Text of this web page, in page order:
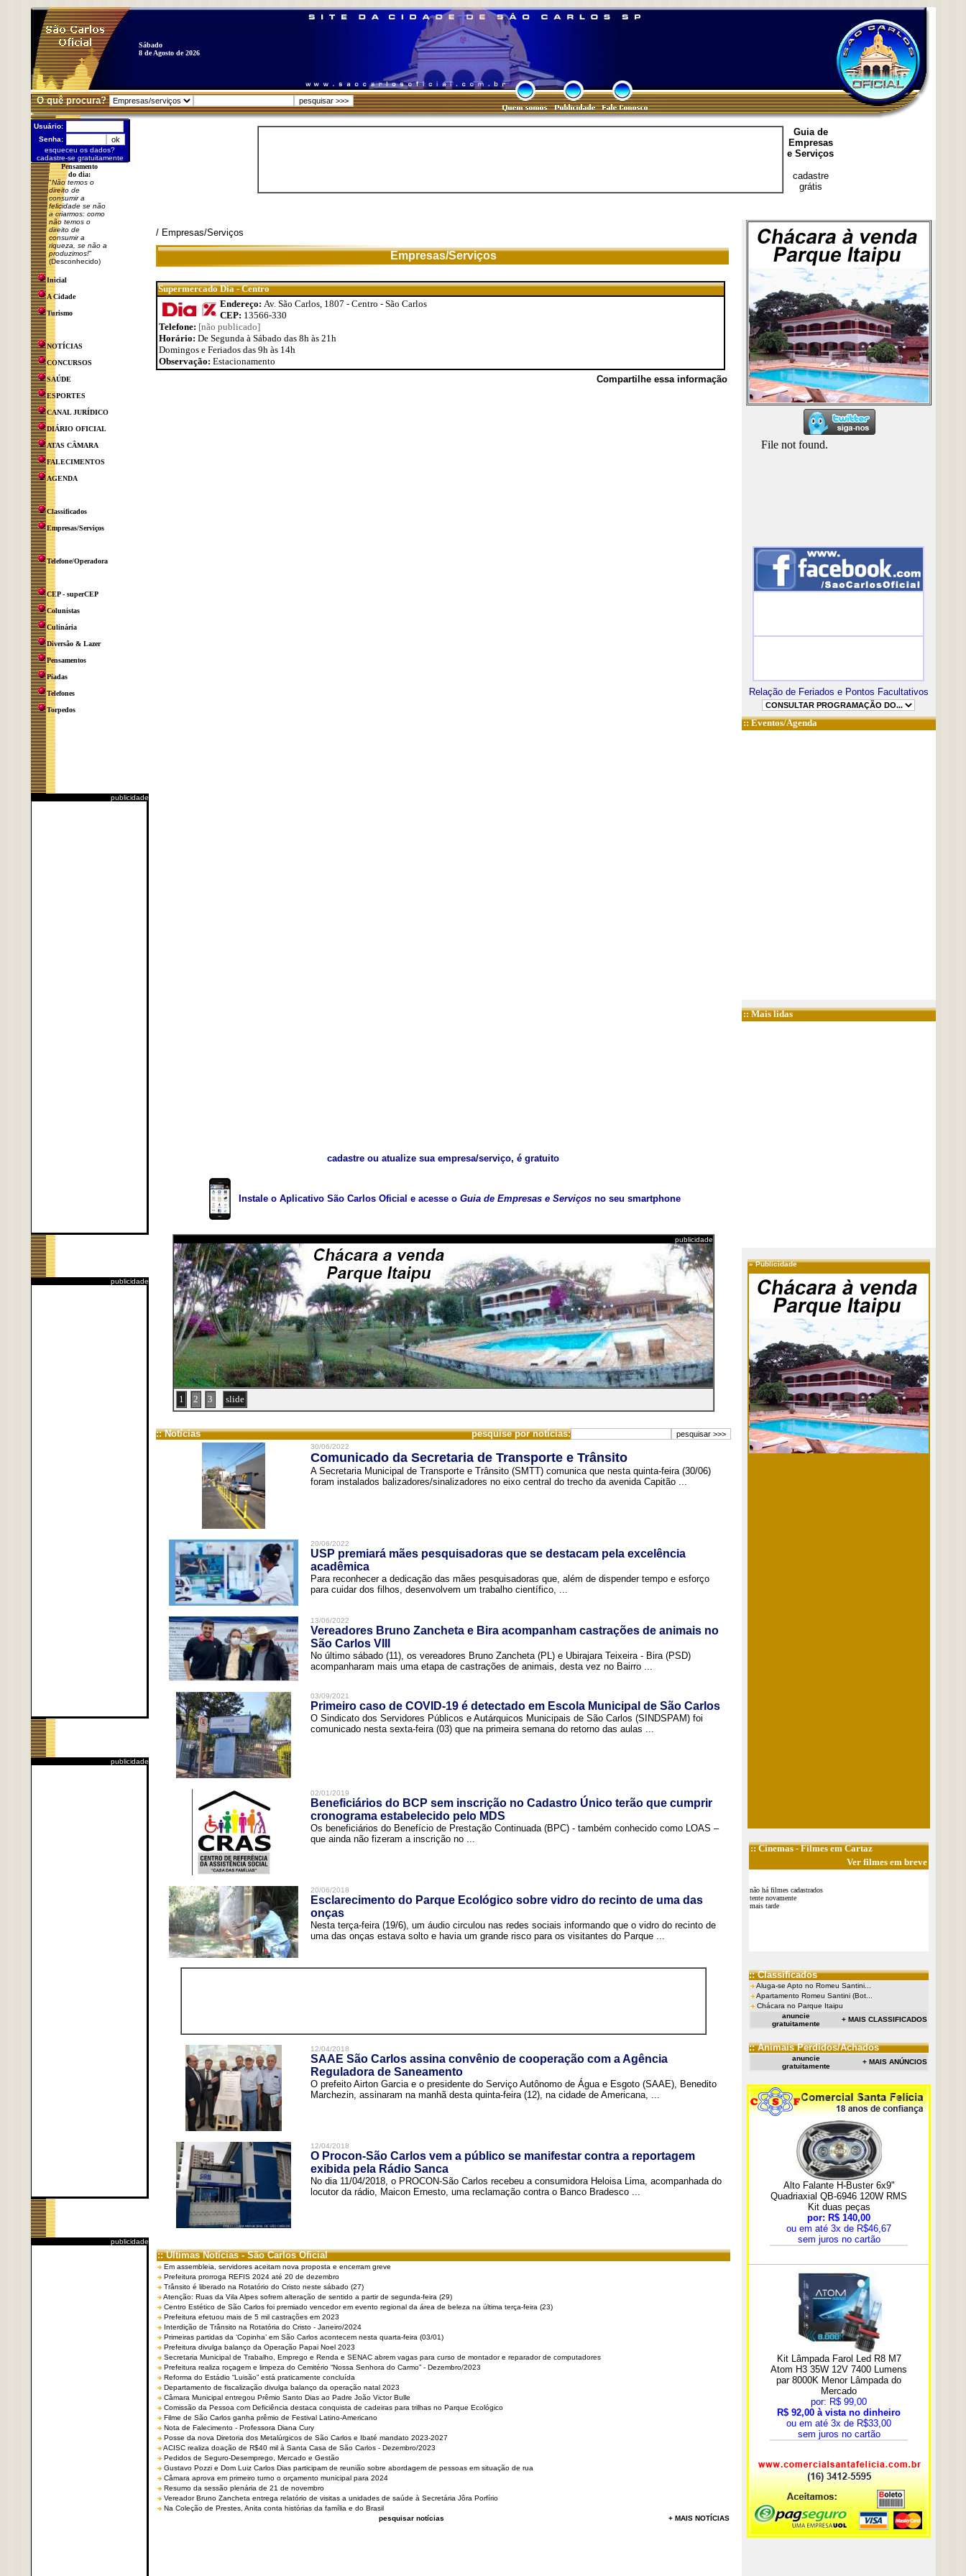
Sábado
8 de Agosto de 2026
O quê procura?
Usuário:
Senha:
esqueceu os dados?
cadastre-se gratuitamente
Pensamento
do dia:
"Não temos o
direito de
consumir a
felicidade se não
a criarmos: como
não temos o
direito de
consumir a
riqueza, se não a
produzimos!"
(Desconhecido)
Inicial
A Cidade
Turismo
NOTÍCIAS
CONCURSOS
SAÚDE
ESPORTES
CANAL JURÍDICO
DIÁRIO OFICIAL
ATAS CÂMARA
FALECIMENTOS
AGENDA
Classificados
Empresas/Serviços
Telefone/Operadora
CEP - superCEP
Colunistas
Culinária
Diversão & Lazer
Pensamentos
Piadas
Telefones
Torpedos
publicidade
publicidade
publicidade
publicidade
Guia de
Empresas
e Serviços
cadastre
grátis
/ Empresas/Serviços
Empresas/Serviços
Supermercado Dia - Centro
Endereço: Av. São Carlos, 1807 - Centro - São Carlos
CEP: 13566-330
Telefone: [não publicado]
Horário: De Segunda à Sábado das 8h às 21h
Domingos e Feriados das 9h às 14h
Observação: Estacionamento
Compartilhe essa informação
cadastre ou atualize sua empresa/serviço, é gratuito
Instale o Aplicativo São Carlos Oficial e acesse o Guia de Empresas e Serviços no seu smartphone
publicidade
1 2 3 slide
:: Notícias pesquise por notícias:
30/06/2022
Comunicado da Secretaria de Transporte e Trânsito
A Secretaria Municipal de Transporte e Trânsito (SMTT) comunica que nesta quinta-feira (30/06)
foram instalados balizadores/sinalizadores no eixo central do trecho da avenida Capitão ...
20/06/2022
USP premiará mães pesquisadoras que se destacam pela excelência
acadêmica
Para reconhecer a dedicação das mães pesquisadoras que, além de dispender tempo e esforço
para cuidar dos filhos, desenvolvem um trabalho científico, ...
13/06/2022
Vereadores Bruno Zancheta e Bira acompanham castrações de animais no
São Carlos VIII
No último sábado (11), os vereadores Bruno Zancheta (PL) e Ubirajara Teixeira - Bira (PSD)
acompanharam mais uma etapa de castrações de animais, desta vez no Bairro ...
03/09/2021
Primeiro caso de COVID-19 é detectado em Escola Municipal de São Carlos
O Sindicato dos Servidores Públicos e Autárquicos Municipais de São Carlos (SINDSPAM) foi
comunicado nesta sexta-feira (03) que na primeira semana do retorno das aulas ...
02/01/2019
Beneficiários do BCP sem inscrição no Cadastro Único terão que cumprir
cronograma estabelecido pelo MDS
Os beneficiários do Benefício de Prestação Continuada (BPC) - também conhecido como LOAS –
que ainda não fizeram a inscrição no ...
20/06/2018
Esclarecimento do Parque Ecológico sobre vidro do recinto de uma das
onças
Nesta terça-feira (19/6), um áudio circulou nas redes sociais informando que o vidro do recinto de
uma das onças estava solto e havia um grande risco para os visitantes do Parque ...
12/04/2018
SAAE São Carlos assina convênio de cooperação com a Agência
Reguladora de Saneamento
O prefeito Airton Garcia e o presidente do Serviço Autônomo de Água e Esgoto (SAAE), Benedito
Marchezin, assinaram na manhã desta quinta-feira (12), na cidade de Americana, ...
12/04/2018
O Procon-São Carlos vem a público se manifestar contra a reportagem
exibida pela Rádio Sanca
No dia 11/04/2018, o PROCON-São Carlos recebeu a consumidora Heloisa Lima, acompanhada do
locutor da rádio, Maicon Ernesto, uma reclamação contra o Banco Bradesco ...
:: Últimas Notícias - São Carlos Oficial
Em assembleia, servidores aceitam nova proposta e encerram greve
Prefeitura prorroga REFIS 2024 até 20 de dezembro
Trânsito é liberado na Rotatório do Cristo neste sábado (27)
Atenção: Ruas da Vila Alpes sofrem alteração de sentido a partir de segunda-feira (29)
Centro Estético de São Carlos foi premiado vencedor em evento regional da área de beleza na última terça-feira (23)
Prefeitura efetuou mais de 5 mil castrações em 2023
Interdição de Trânsito na Rotatória do Cristo - Janeiro/2024
Primeiras partidas da ‘Copinha’ em São Carlos acontecem nesta quarta-feira (03/01)
Prefeitura divulga balanço da Operação Papai Noel 2023
Secretaria Municipal de Trabalho, Emprego e Renda e SENAC abrem vagas para curso de montador e reparador de computadores
Prefeitura realiza roçagem e limpeza do Cemitério “Nossa Senhora do Carmo” - Dezembro/2023
Reforma do Estádio “Luisão” está praticamente concluída
Departamento de fiscalização divulga balanço da operação natal 2023
Câmara Municipal entregou Prêmio Santo Dias ao Padre João Victor Bulle
Comissão da Pessoa com Deficiência destaca conquista de cadeiras para trilhas no Parque Ecológico
Filme de São Carlos ganha prêmio de Festival Latino-Americano
Nota de Falecimento - Professora Diana Cury
Posse da nova Diretoria dos Metalúrgicos de São Carlos e Ibaté mandato 2023-2027
ACISC realiza doação de R$40 mil à Santa Casa de São Carlos - Dezembro/2023
Pedidos de Seguro-Desemprego, Mercado e Gestão
Gustavo Pozzi e Dom Luiz Carlos Dias participam de reunião sobre abordagem de pessoas em situação de rua
Câmara aprova em primeiro turno o orçamento municipal para 2024
Resumo da sessão plenária de 21 de novembro
Vereador Bruno Zancheta entrega relatório de visitas a unidades de saúde à Secretária Jôra Porfírio
Na Coleção de Prestes, Anita conta histórias da família e do Brasil
pesquisar notícias
+ MAIS NOTÍCIAS
Relação de Feriados e Pontos Facultativos
::Eventos/Agenda
:: Mais lidas
»Publicidade
::Cinemas- Filmes em Cartaz
Ver filmes em breve
não há filmes cadastrados
tente novamente
mais tarde
:: Classificados
Aluga-se Apto no Romeu Santini...
Apartamento Romeu Santini (Bot...
Chácara no Parque Itaipu
anuncie
gratuitamente
+ MAIS CLASSIFICADOS
:: Animais Perdidos/Achados
anuncie
gratuitamente
+ MAIS ANÚNCIOS